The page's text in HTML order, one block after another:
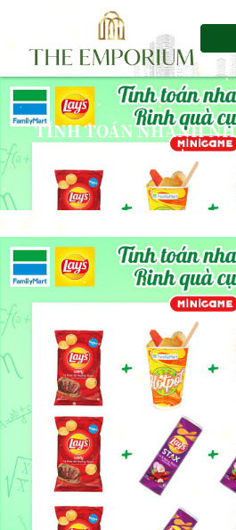
Chuyển
nội
dung
TÍNH TOÁN NHANH
CỰC